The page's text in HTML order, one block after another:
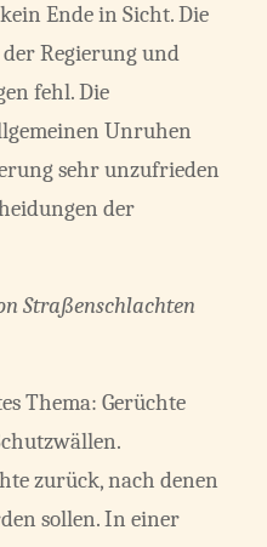
Ende in Sicht. Die
Regierung und
fehl. Die
Unruhen
sehr unzufrieden
der
Straßenschlachten
Thema: Gerüchte
zurück, nach denen
sollen. In einer